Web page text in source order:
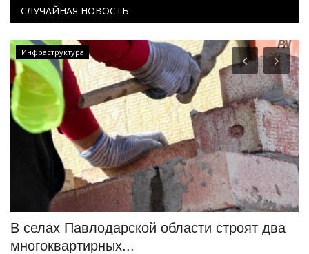
СЛУЧАЙНАЯ НОВОСТЬ
Инфраструктура
В селах Павлодарской области строят два
многоквартирных...